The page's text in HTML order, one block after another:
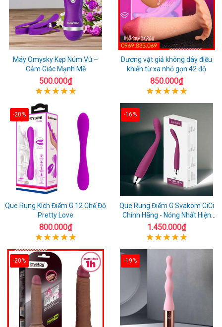
Máy Omysky Kẹp Núm Vú –
Cảm Giác Mạnh Mẽ
500.000₫
Dương vật giả không dây điều
khiển từ xa nhỏ gọn 42 độ
850.000₫
-20%
Que Rung Kích Điểm G 12 Chế Độ
Pretty Love
800.000₫
-16%
Que Rung Điểm G Svakom CiCi
Chính Hãng - Nóng Nhất Hiện
Nay
1.450.000₫
-20% -19%